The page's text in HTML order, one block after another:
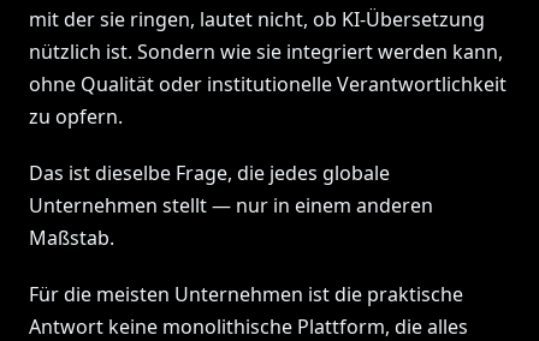
mit der sie ringen, lautet nicht, ob KI-Übersetzung
nützlich ist. Sondern wie sie integriert werden kann,
ohne Qualität oder institutionelle Verantwortlichkeit
zu opfern.
Das ist dieselbe Frage, die jedes globale
Unternehmen stellt — nur in einem anderen
Maßstab.
Für die meisten Unternehmen ist die praktische
Antwort keine monolithische Plattform, die alles